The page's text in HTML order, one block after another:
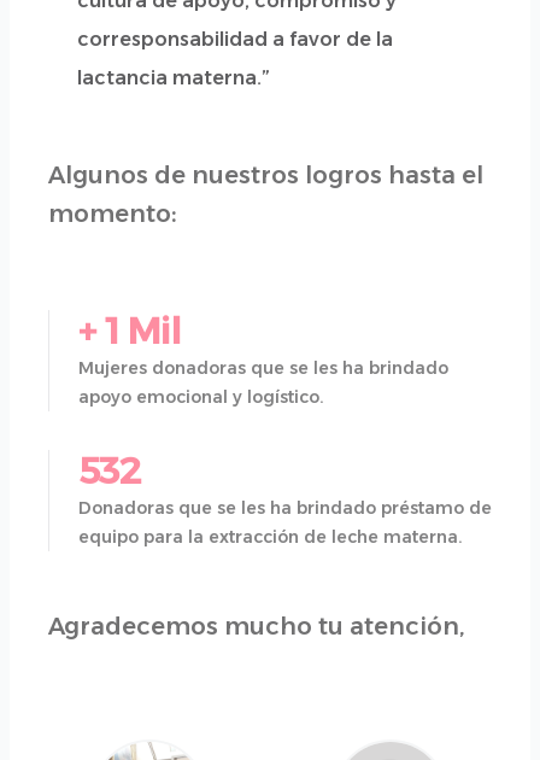
corresponsabilidad a favor de la
lactancia materna.”
Algunos de nuestros logros hasta el
momento:
Mujeres donadoras que se les ha brindado
apoyo emocional y logístico.
+ 1 Mil
Donadoras que se les ha brindado préstamo de
equipo para la extracción de leche materna.
532
Agradecemos mucho tu atención,